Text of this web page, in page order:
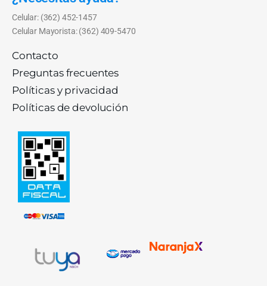
Celular: (362) 452-1457
Celular Mayorista: (362) 409-5470
Contacto
Preguntas frecuentes
Políticas y privacidad
Políticas de devolución